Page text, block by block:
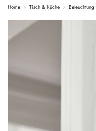
Home Tisch & Küche Beleuchtung